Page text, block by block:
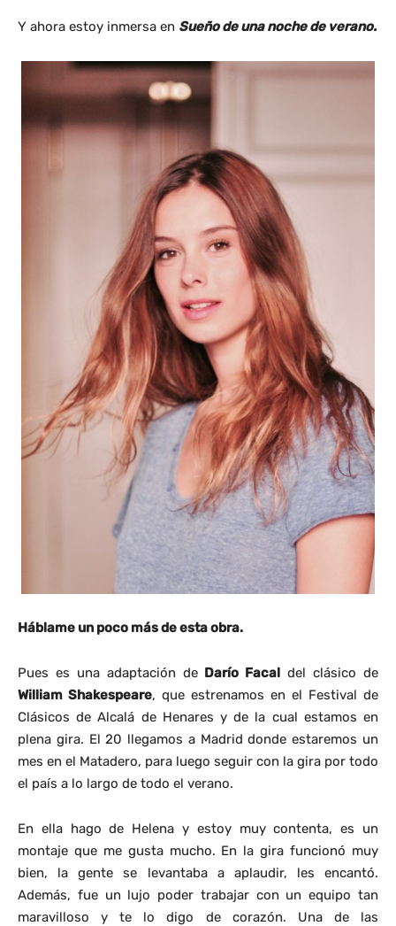
Y ahora estoy inmersa en Sueño de una noche de verano.
Háblame un poco más de esta obra.
Pues es una adaptación de Darío Facal del clásico de
William Shakespeare, que estrenamos en el Festival de
Clásicos de Alcalá de Henares y de la cual estamos en
plena gira. El 20 llegamos a Madrid donde estaremos un
mes en el Matadero, para luego seguir con la gira por todo
el país a lo largo de todo el verano.
En ella hago de Helena y estoy muy contenta, es un
montaje que me gusta mucho. En la gira funcionó muy
bien, la gente se levantaba a aplaudir, les encantó.
Además, fue un lujo poder trabajar con un equipo tan
maravilloso y te lo digo de corazón. Una de las